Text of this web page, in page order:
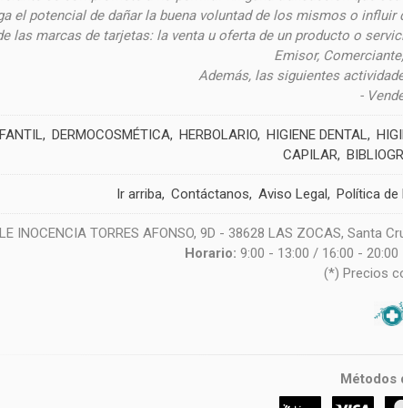
el potencial de dañar la buena voluntad de los mismos o
las marcas de tarjetas: la venta u oferta de un producto o
Emisor,
Además, las siguientes
-
DERMOCOSMÉTICA HERBOLARIO HIGIENE DENTAL
CAPILAR
Ir arriba Contáctanos Aviso Legal Política de
INOCENCIA TORRES AFONSO, 9D - 38628 LAS ZOCAS,
Horario:9:00 - 13:00 / 16:00 - 20:00
(*) Precios
Métodos